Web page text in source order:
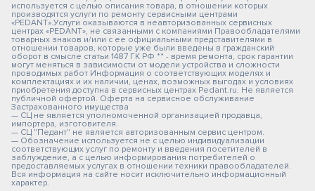
используется с целью описания товара, в отношении которых
производятся услуги по ремонту сервисными центрами
«PEDANT».Услуги оказываются в неавторизованных сервисных
центрах «PEDANT», не связанными с компаниями Правообладателями
товарных знаков и/или с ее официальными представителями в
отношении товаров, которые уже были введены в гражданский
оборот в смысле статьи 1487 ГК РФ ** - время ремонта, срок гарантии
могут меняться в зависимости от модели устройства и сложности
проводимых работ Информация о соответствующих моделях и
комплектациях и их наличии, ценах, возможных выгодах и условиях
приобретения доступна в сервисных центрах Pedant.ru. Не является
публичной офертой. Оферта на сервисное обслуживание
Застрахованного имущества
— СЦ не является уполномоченной организацией продавца,
импортера, изготовителя.
— СЦ "Педант" не является авторизованным сервис центром.
— Обозначение используется не с целью индивидуализации
соответствующих услуг по ремонту и введения посетителей в
заблуждение, а с целью информирования потребителей о
предоставляемых услугах в отношении техники правообладателей.
Вся информация на сайте носит исключительно информационный
характер.